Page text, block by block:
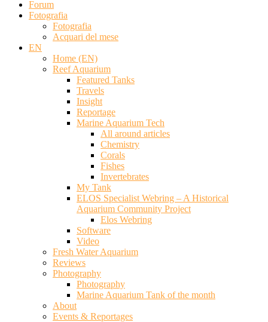
Forum
Fotografia
Fotografia
Acquari del mese
EN
Home (EN)
Reef Aquarium
Featured Tanks
Travels
Insight
Reportage
Marine Aquarium Tech
All around articles
Chemistry
Corals
Fishes
Invertebrates
My Tank
ELOS Specialist Webring – A Historical
Aquarium Community Project
Elos Webring
Software
Video
Fresh Water Aquarium
Reviews
Photography
Photography
Marine Aquarium Tank of the month
About
Events & Reportages